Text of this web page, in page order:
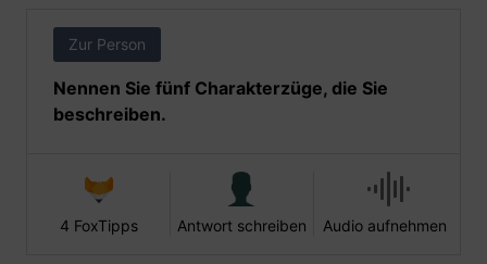
Zur Person
Nennen Sie fünf Charakterzüge, die Sie
beschreiben.
4 FoxTipps Antwort schreiben Audio aufnehmen